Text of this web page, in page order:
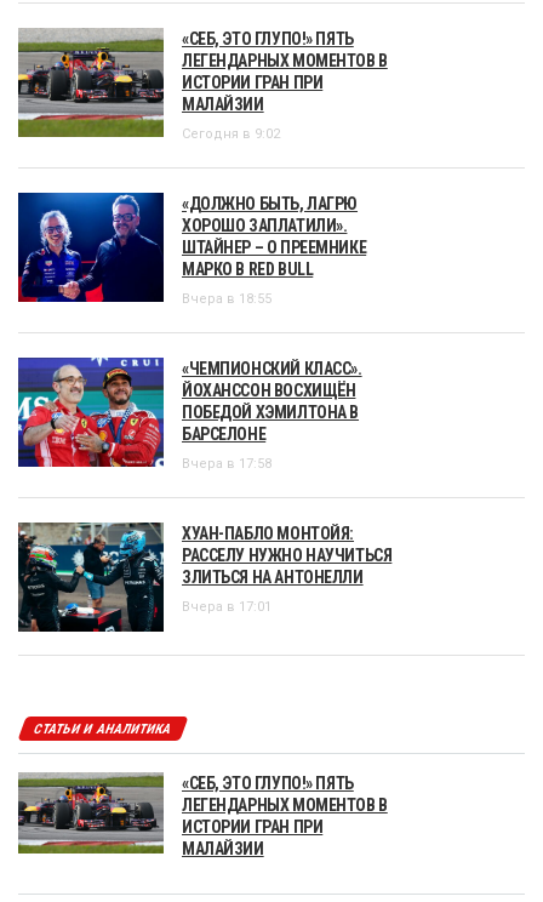
«СЕБ, ЭТО ГЛУПО!» ПЯТЬ
ЛЕГЕНДАРНЫХ МОМЕНТОВ В
ИСТОРИИ ГРАН ПРИ
МАЛАЙЗИИ
Сегодня в 9:02
«ДОЛЖНО БЫТЬ, ЛАГРЮ
ХОРОШО ЗАПЛАТИЛИ».
ШТАЙНЕР – О ПРЕЕМНИКЕ
МАРКО В RED BULL
Вчера в 18:55
«ЧЕМПИОНСКИЙ КЛАСС».
ЙОХАНССОН ВОСХИЩЁН
ПОБЕДОЙ ХЭМИЛТОНА В
БАРСЕЛОНЕ
Вчера в 17:58
ХУАН-ПАБЛО МОНТОЙЯ:
РАССЕЛУ НУЖНО НАУЧИТЬСЯ
ЗЛИТЬСЯ НА АНТОНЕЛЛИ
Вчера в 17:01
СТАТЬИ И АНАЛИТИКА
«СЕБ, ЭТО ГЛУПО!» ПЯТЬ
ЛЕГЕНДАРНЫХ МОМЕНТОВ В
ИСТОРИИ ГРАН ПРИ
МАЛАЙЗИИ